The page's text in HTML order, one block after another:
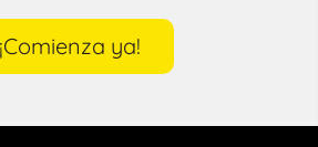
¡Comienza ya!